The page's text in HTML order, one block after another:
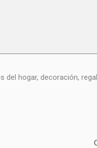
hogar, decoración,